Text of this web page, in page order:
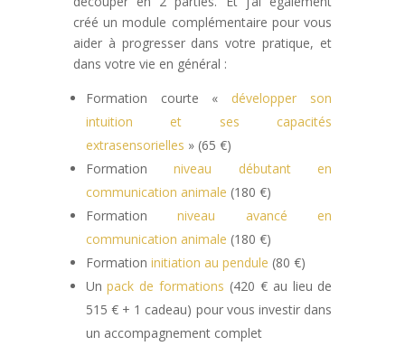
créé un module complémentaire pour vous
aider à progresser dans votre pratique, et
dans votre vie en général :
Formation courte « développer son
intuition et ses capacités
extrasensorielles » (65 €)
Formationniveau débutant en
communication animale (180 €)
Formationniveau avancé en
communication animale (180 €)
Formation initiation au pendule (80 €)
Unpack de formations (420 € au lieu de
515 € + 1 cadeau) pour vous investir dans
un accompagnement complet